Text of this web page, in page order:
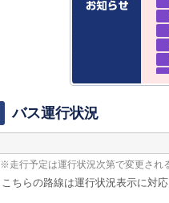
バス運行状況
※走行予定は運行状況次第で変更され
こちらの路線は運行状況表示に対